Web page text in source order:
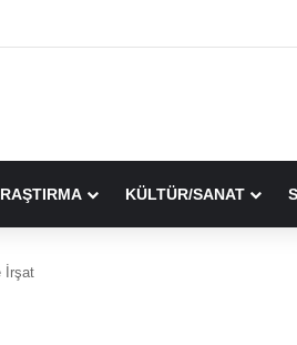
KÜLTÜR/SANAT
İrşat